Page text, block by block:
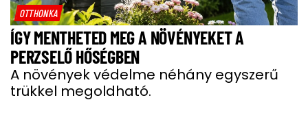
OTTHONKA
ÍGY MENTHETED MEG A NÖVÉNYEKET A
PERZSELŐ HŐSÉGBEN
A növények védelme néhány egyszerű
trükkel megoldható.